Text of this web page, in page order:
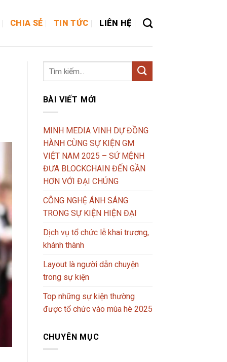
CHIA SẺ TIN TỨC LIÊN HỆ
BÀI VIẾT MỚI
MINH MEDIA VINH DỰ ĐỒNG
HÀNH CÙNG SỰ KIỆN GM
VIỆT NAM 2025 – SỨ MỆNH
ĐƯA BLOCKCHAIN ĐẾN GẦN
HƠN VỚI ĐẠI CHÚNG
CÔNG NGHỆ ÁNH SÁNG
TRONG SỰ KIỆN HIỆN ĐẠI
Dịch vụ tổ chức lễ khai trương,
khánh thành
Layout là người dẫn chuyện
trong sự kiện
Top những sự kiện thường
được tổ chức vào mùa hè 2025
CHUYÊN MỤC